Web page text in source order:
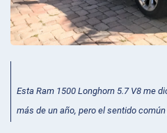
Esta Ram 1500 Longhorn 5.7 V8 me
más de un año, pero el sentido